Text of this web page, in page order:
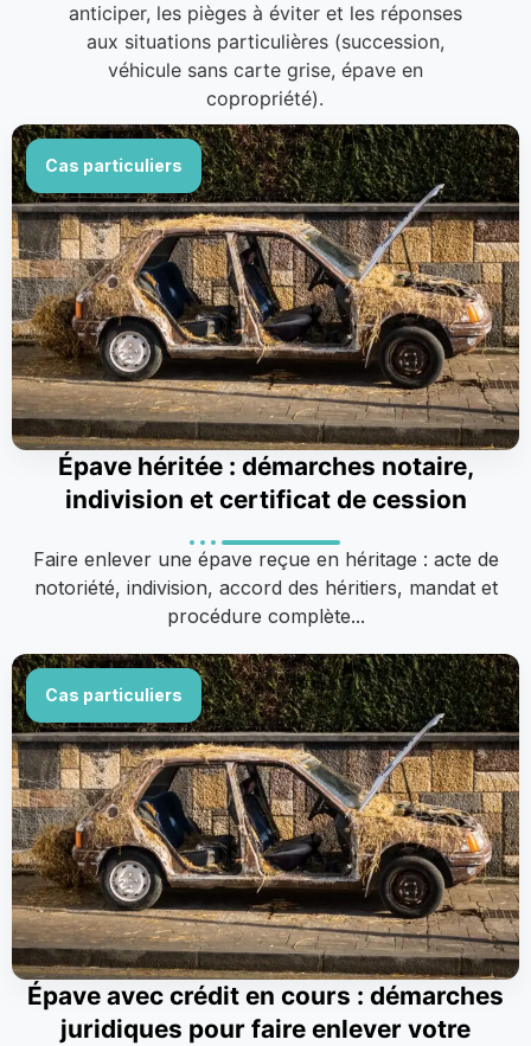
anticiper, les pièges à éviter et les réponses
aux situations particulières (succession,
véhicule sans carte grise, épave en
copropriété).
Cas particuliers
Épave héritée : démarches notaire,
indivision et certificat de cession
Faire enlever une épave reçue en héritage : acte de
notoriété, indivision, accord des héritiers, mandat et
procédure complète...
Cas particuliers
Épave avec crédit en cours : démarches
juridiques pour faire enlever votre